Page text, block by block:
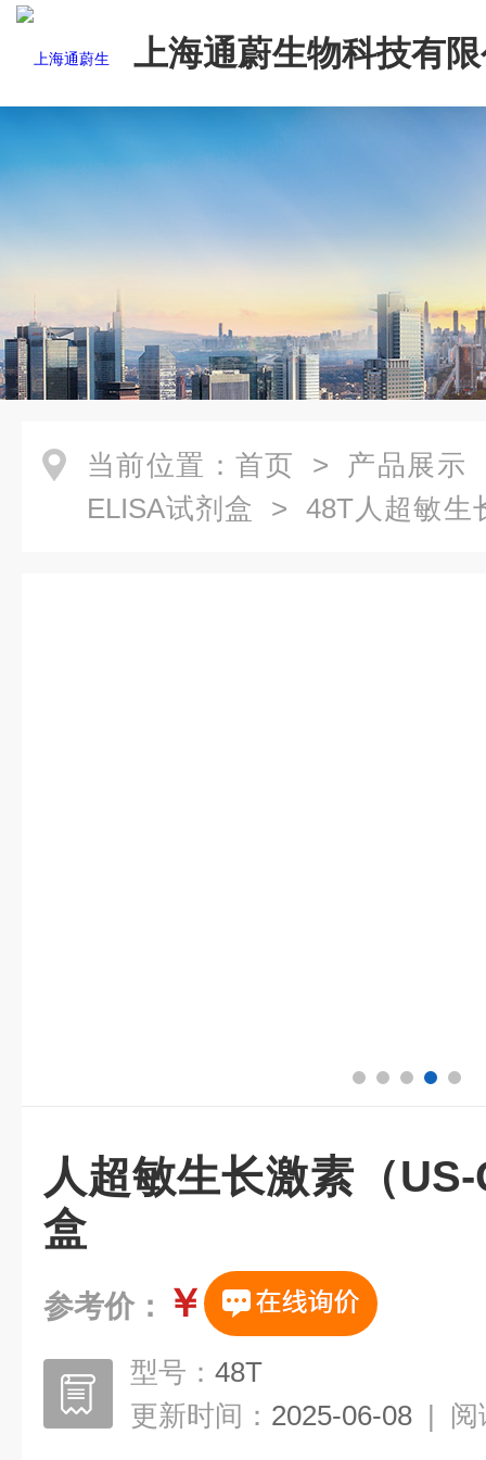
上海通蔚生物科技有
当前位置： 首页 > 产品展示
ELISA试剂盒 > 48T人超敏生
人超敏生长激素（
盒
参考价： ￥
型号： 48T
更新时间： 2025-06-08 | 阅